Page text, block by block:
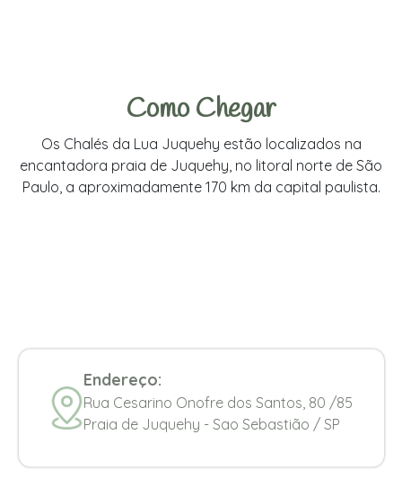
Como Chegar
Os Chalés da Lua Juquehy estão localizados na
encantadora praia de Juquehy, no litoral norte de São
Paulo, a aproximadamente 170 km da capital paulista.
Endereço:
Rua Cesarino Onofre dos Santos, 80 /85
Praia de Juquehy - Sao Sebastião / SP